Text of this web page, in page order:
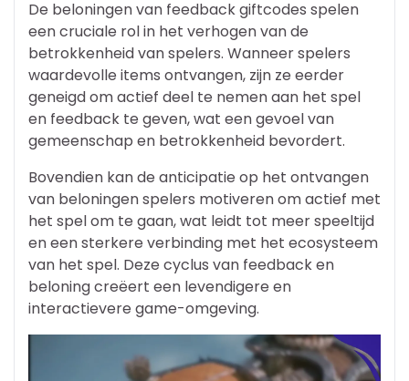
De beloningen van feedback giftcodes spelen
een cruciale rol in het verhogen van de
betrokkenheid van spelers. Wanneer spelers
waardevolle items ontvangen, zijn ze eerder
geneigd om actief deel te nemen aan het spel
en feedback te geven, wat een gevoel van
gemeenschap en betrokkenheid bevordert.
Bovendien kan de anticipatie op het ontvangen
van beloningen spelers motiveren om actief met
het spel om te gaan, wat leidt tot meer speeltijd
en een sterkere verbinding met het ecosysteem
van het spel. Deze cyclus van feedback en
beloning creëert een levendigere en
interactievere game-omgeving.